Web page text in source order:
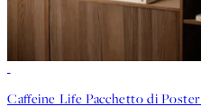
Caffeine Life Pacchetto di Poster